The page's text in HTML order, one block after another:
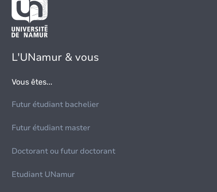
L'UNamur & vous
Vous êtes...
Futur étudiant bachelier
Futur étudiant master
Doctorant ou futur doctorant
Etudiant UNamur